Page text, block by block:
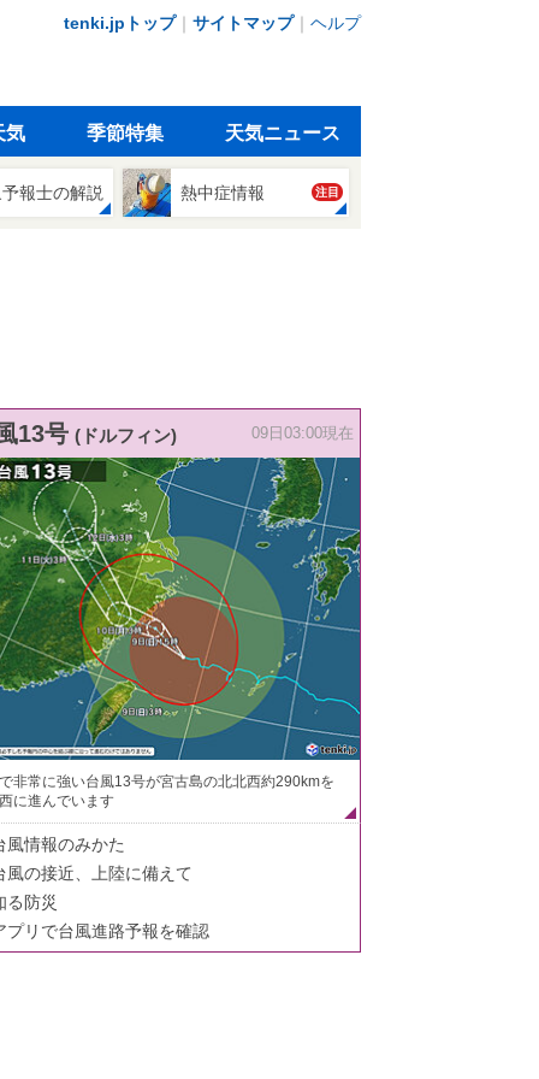
tenki.jpトップ｜ サイトマップ｜ ヘルプ
気 季節特集 天気ニュース
報士の解説 熱中症情報 注目
13号 (ドルフィン) 09日03:00現在
非常に強い台風13号が宮古島の北北西約290kmを
に進んでいます
風情報のみかた
風の接近、上陸に備えて
る防災
プリで台風進路予報を確認